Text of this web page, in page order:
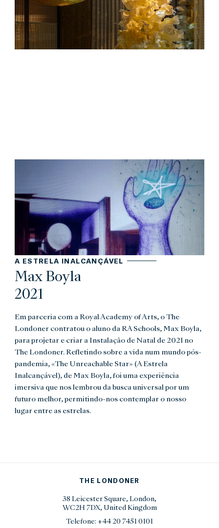
A ESTRELA INALCANÇÁVEL
Max Boyla
2021
Em parceria com a Royal Academy of Arts, o The
Londoner contratou o aluno da RA Schools, Max Boyla,
para projetar e criar a Instalação de Natal de 2021 no
The Londoner. Refletindo sobre a vida num mundo pós-
pandemia, «The Unreachable Star» (A Estrela
Inalcançável), de Max Boyla, foi uma experiência
imersiva que nos lembrou da busca universal por um
futuro melhor, permitindo-nos contemplar o nosso
lugar entre as estrelas.
THE LONDONER
38 Leicester Square, London,
WC2H 7DX, United Kingdom
Telefone: +44 20 7451 0101